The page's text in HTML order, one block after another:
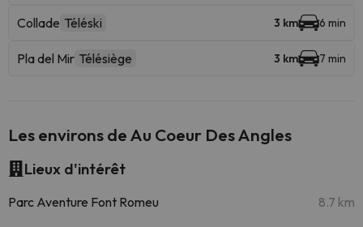
Collade Téléski 3 km 6 min
Pla del Mir Télésiège 3 km 7 min
Les environs de Au Coeur Des Angles
Lieux d'intérêt
Parc Aventure Font Romeu 8.7 km